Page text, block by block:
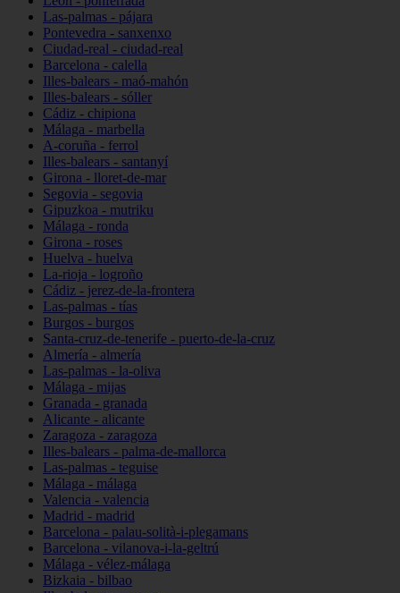
Las-palmas - pájara
Pontevedra - sanxenxo
Ciudad-real - ciudad-real
Barcelona - calella
Illes-balears - maó-mahón
Illes-balears - sóller
Cádiz - chipiona
Málaga - marbella
A-coruña - ferrol
Illes-balears - santanyí
Girona - lloret-de-mar
Segovia - segovia
Gipuzkoa - mutriku
Málaga - ronda
Girona - roses
Huelva - huelva
La-rioja - logroño
Cádiz - jerez-de-la-frontera
Las-palmas - tías
Burgos - burgos
Santa-cruz-de-tenerife - puerto-de-la-cruz
Almería - almería
Las-palmas - la-oliva
Málaga - mijas
Granada - granada
Alicante - alicante
Zaragoza - zaragoza
Illes-balears - palma-de-mallorca
Las-palmas - teguise
Málaga - málaga
Valencia - valencia
Madrid - madrid
Barcelona - palau-solità-i-plegamans
Barcelona - vilanova-i-la-geltrú
Málaga - vélez-málaga
Bizkaia - bilbao